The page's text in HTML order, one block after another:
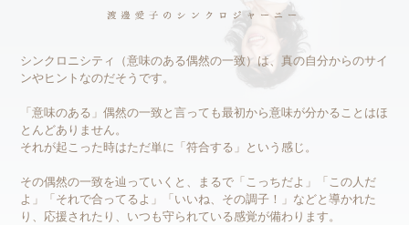
シンクロニシティ（意味のある偶然の一致）は、真の自分からのサイ
ンやヒントなのだそうです。
「意味のある」偶然の一致と言っても最初から意味が分かることはほ
とんどありません。
それが起こった時はただ単に「符合する」という感じ。
その偶然の一致を辿っていくと、まるで「こっちだよ」「この人だ
よ」「それで合ってるよ」「いいね、その調子！」などと導かれた
り、応援されたり、いつも守られている感覚が備わります。